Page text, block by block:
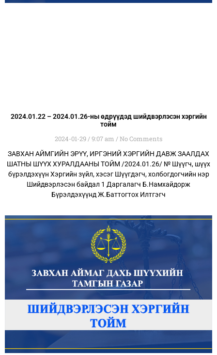
2024.01.22 – 2024.01.26-ны өдрүүдэд шийдвэрлэсэн хэргийн
тойм
2024-01-29 9:07 am No Comments
ЗАВХАН АЙМГИЙН ЭРҮҮ, ИРГЭНИЙ ХЭРГИЙН ДАВЖ ЗААЛДАХ
ШАТНЫ ШҮҮХ ХУРАЛДААНЫ ТОЙМ /2024.01.26/ № Шүүгч, шүүх
бүрэлдэхүүн Хэргийн зүйл, хэсэг Шүүгдэгч, холбогдогчийн нэр
Шийдвэрлэсэн байдал 1 Даргалагч Б.Намхайдорж
Бүрэлдэхүүнд Ж.Баттогтох Илтгэгч